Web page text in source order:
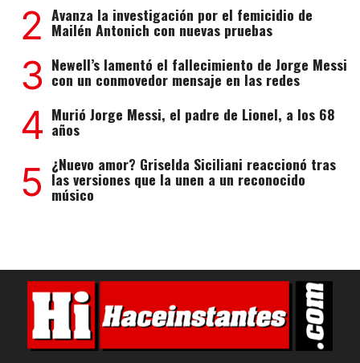
2 Avanza la investigación por el femicidio de
Mailén Antonich con nuevas pruebas
3 Newell’s lamentó el fallecimiento de Jorge Messi
con un conmovedor mensaje en las redes
4 Murió Jorge Messi, el padre de Lionel, a los 68
años
5 ¿Nuevo amor? Griselda Siciliani reaccionó tras
las versiones que la unen a un reconocido
músico